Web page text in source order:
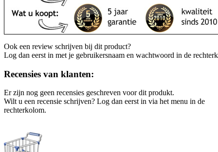
Ook een review schrijven bij dit product?
Log dan eerst in met je gebruikersnaam en wachtwoord in de
Recensies van klanten:
Er zijn nog geen recensies geschreven voor dit produkt.
Wilt u een recensie schrijven? Log dan eerst in via het menu in de
rechterkolom.